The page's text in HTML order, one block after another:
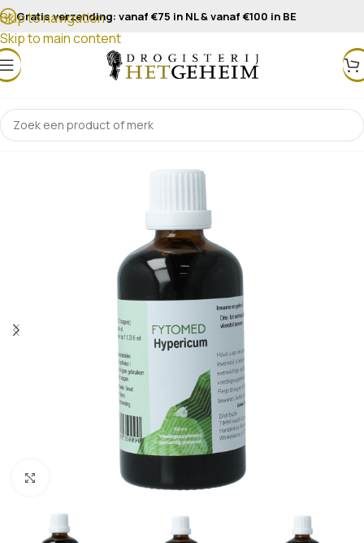
Skip to navigation
Skip to main content
Gratis verzending: vanaf €75 in NL & vanaf €100 in BE
Klik om te vergroten